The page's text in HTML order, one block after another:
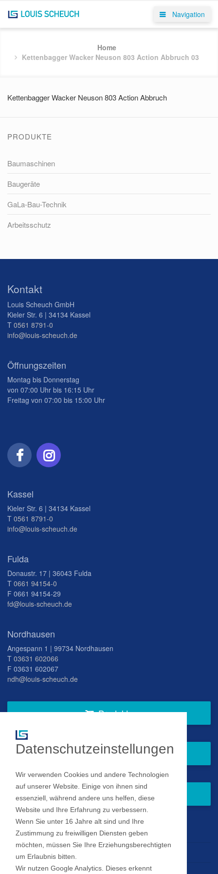
Navigation
Home
Kettenbagger Wacker Neuson 803 Action Abbruch 03
Kettenbagger Wacker Neuson 803 Action Abbruch
PRODUKTE
Baumaschinen
Baugeräte
GaLa-Bau-Technik
Arbeitsschutz
Kontakt
Louis Scheuch GmbH
Kieler Str. 6 | 34134 Kassel
T 0561 8791-0
info@louis-scheuch.de
Öffnungszeiten
Montag bis Donnerstag
von 07:00 Uhr bis 16:15 Uhr
Freitag von 07:00 bis 15:00 Uhr
Kassel
Kieler Str. 6 | 34134 Kassel
T 0561 8791-0
info@louis-scheuch.de
Fulda
Donaustr. 17 | 36043 Fulda
T 0661 94154-0
F 0661 94154-29
fd@louis-scheuch.de
Nordhausen
Angespann 1 | 99734 Nordhausen
T 03631 602066
F 03631 602067
ndh@louis-scheuch.de
Produkte
Fragen Sie gern bei uns an
Zum Newsletter anmelden
Impressum
Datenschutz
Datenschutzeinstellungen
Wir verwenden Cookies und andere Technologien
auf unserer Website. Einige von ihnen sind
essenziell, während andere uns helfen, diese
Website und Ihre Erfahrung zu verbessern.
Wenn Sie unter 16 Jahre alt sind und Ihre
Zustimmung zu freiwilligen Diensten geben
möchten, müssen Sie Ihre Erziehungsberechtigten
um Erlaubnis bitten.
Wir nutzen Google Analytics. Dieses erkennt